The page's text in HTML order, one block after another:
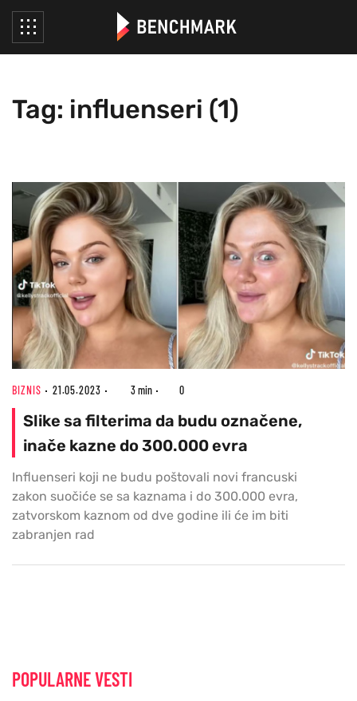
Tag: influenseri (1)
BIZNIS 21.05.2023 3 min 0
Slike sa filterima da budu označene,
inače kazne do 300.000 evra
Influenseri koji ne budu poštovali novi francuski
zakon suočiće se sa kaznama i do 300.000 evra,
zatvorskom kaznom od dve godine ili će im biti
zabranjen rad
POPULARNE VESTI